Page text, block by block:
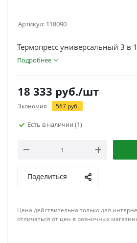
Артикул: 118090
Термопресс универсальный 3 в 1
Подробнее
18 333 руб./шт
Экономия 567 руб.
Есть в наличии (1)
Поделиться
Цена действительна только для
отличаться от цен в розничных